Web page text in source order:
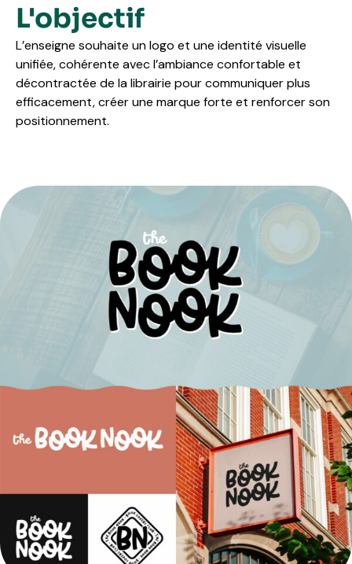
L'objectif
L’enseigne souhaite un logo et une identité visuelle
unifiée, cohérente avec l’ambiance confortable et
décontractée de la librairie pour communiquer plus
efficacement, créer une marque forte et renforcer son
positionnement.